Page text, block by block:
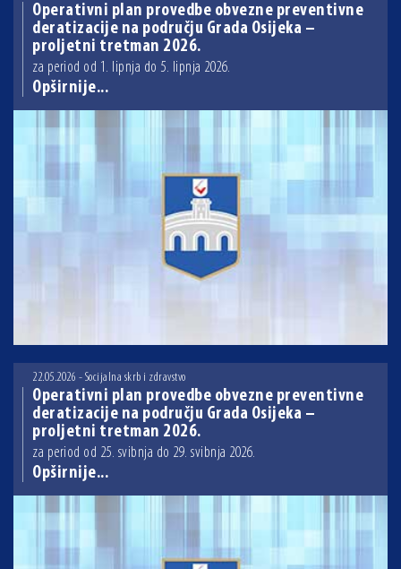
Operativni plan provedbe obvezne preventivne
deratizacije na području Grada Osijeka –
proljetni tretman 2026.
za period od 1. lipnja do 5. lipnja 2026.
Opširnije...
22.05.2026 - Socijalna skrb i zdravstvo
Operativni plan provedbe obvezne preventivne
deratizacije na području Grada Osijeka –
proljetni tretman 2026.
za period od 25. svibnja do 29. svibnja 2026.
Opširnije...